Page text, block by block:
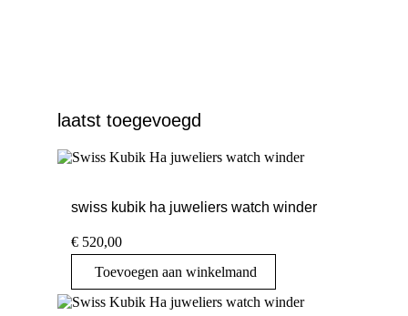
laatst toegevoegd
swiss kubik ha juweliers watch winder
€ 520,00
Toevoegen aan winkelmand